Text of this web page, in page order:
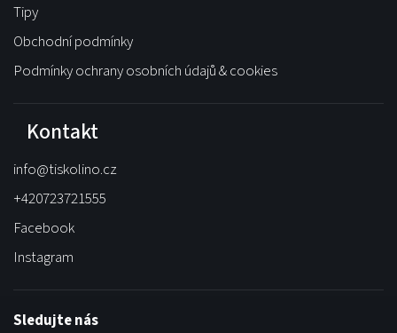
Tipy
Obchodní podmínky
Podmínky ochrany osobních údajů & cookies
Kontakt
info@tiskolino.cz
+420723721555
Facebook
Instagram
Sledujte nás